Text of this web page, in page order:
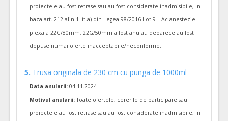
TVA:
18. Masti laringiene resterilizabile(LOT-0018)
TVA:
360,00 - 14.760,00 Leu
11. Umidificator in sistem inchis cu apa sterila si adaptor pentru barbotor 550ml
proiectele au fost retrase sau au fost considerate inadmisibile, In
baza art. 212 alin.1 lit.a) din Legea 98/2016 Lot 9 – Ac anestezie
plexala 22G/80mm, 22G/50mm a fost anulat, deoarece au fost
depuse numai oferte inacceptabile/neconforme.
5. Trusa originala de 230 cm cu punga de 1000ml
Data anularii: 04.11.2024
Motivul anularii:Toate ofertele, cererile de participare sau
proiectele au fost retrase sau au fost considerate inadmisibile, In